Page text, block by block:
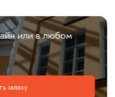
или в любом
заявку